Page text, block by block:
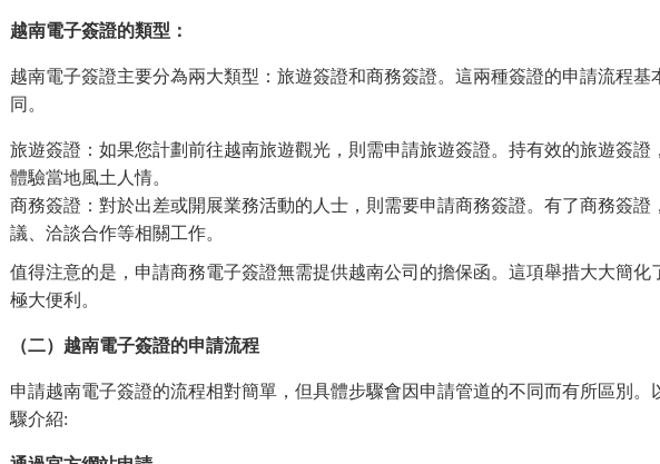
越南電子簽證的類型：
越南電子簽證主要分為兩大類型：旅遊簽證和商務簽證。這兩種簽證的申請流程基
同。
旅遊簽證：如果您計劃前往越南旅遊觀光，則需申請旅遊簽證。持有效的旅遊簽證
體驗當地風土人情。
商務簽證：對於出差或開展業務活動的人士，則需要申請商務簽證。有了商務簽證
議、洽談合作等相關工作。
值得注意的是，申請商務電子簽證無需提供越南公司的擔保函。這項舉措大大簡化
極大便利。
（二）越南電子簽證的申請流程
申請越南電子簽證的流程相對簡單，但具體步驟會因申請管道的不同而有所區別。
驟介紹: